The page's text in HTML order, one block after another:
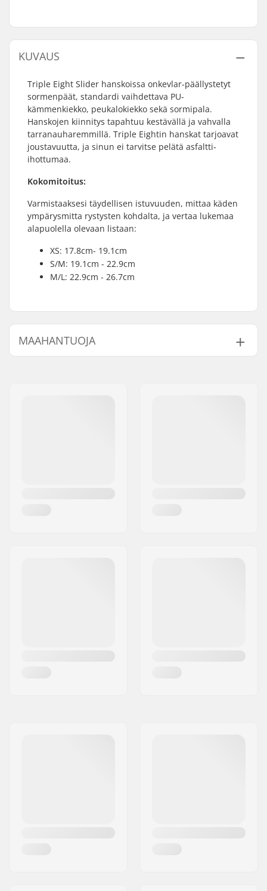
KUVAUS
Triple Eight Slider hanskoissa onkevlar-päällystetyt
sormenpäät, standardi vaihdettava PU-
kämmenkiekko, peukalokiekko sekä sormipala.
Hanskojen kiinnitys tapahtuu kestävällä ja vahvalla
tarranauharemmillä. Triple Eightin hanskat tarjoavat
joustavuutta, ja sinun ei tarvitse pelätä asfaltti-
ihottumaa.
Kokomitoitus:
Varmistaaksesi täydellisen istuvuuden, mittaa käden
ympärysmitta rystysten kohdalta, ja vertaa lukemaa
alapuolella olevaan listaan:
XS: 17.8cm- 19.1cm
S/M: 19.1cm - 22.9cm
M/L: 22.9cm - 26.7cm
MAAHANTUOJA